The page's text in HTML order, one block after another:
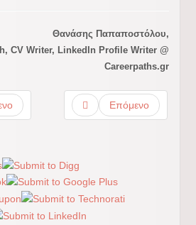
Θανάσης Παπαποστόλου,
CV Writer, LinkedIn Profile Writer @
Careerpaths.gr
Επόμενο